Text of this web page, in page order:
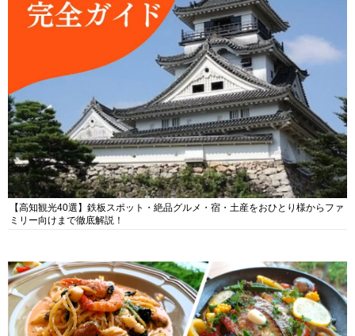
【高知観光40選】鉄板スポット・絶品グルメ・宿・土産をおひとり様からファ
ミリー向けまで徹底解説！